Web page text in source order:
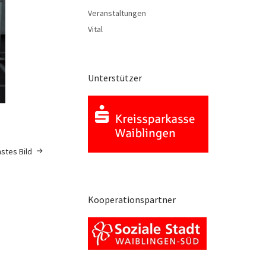
Bild
Veranstaltungen
Vital
Unterstützer
Kooperationspartner